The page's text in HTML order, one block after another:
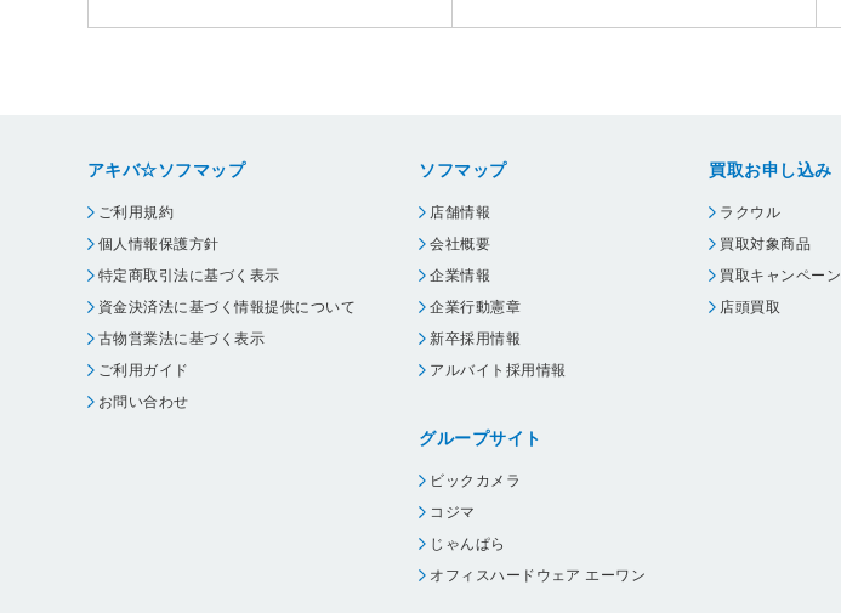
アキバ☆ソフマップ
ご利用規約
個人情報保護方針
特定商取引法に基づく表示
資金決済法に基づく情報提供について
古物営業法に基づく表示
ご利用ガイド
お問い合わせ
ソフマップ
店舗情報
会社概要
企業情報
企業行動憲章
新卒採用情報
アルバイト採用情報
グループサイト
ビックカメラ
コジマ
じゃんぱら
オフィスハードウェア エーワン
買取お申し込み
ラクウル
買取対象商品
買取キャンペーン
店頭買取